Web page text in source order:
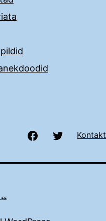
FacebookTwitter
Kontakt